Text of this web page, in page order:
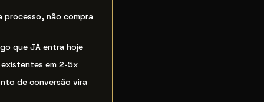
processo, não compra
que JÁ entra hoje
existentes em 2-5x
de conversão vira